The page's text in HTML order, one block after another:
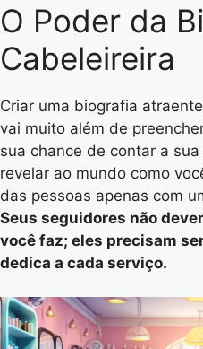
O Poder da
Cabeleireira
Criar uma biografia
vai muito além de
sua chance de contar a
revelar ao mundo como
das pessoas apenas com
Seus seguidores não
você faz; eles precisam
dedica a cada serviço.